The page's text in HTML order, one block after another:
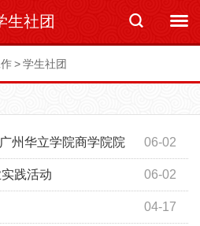
生社团
>学生社团
06-02
州华立学院商学院院
06-02
践活动
04-17